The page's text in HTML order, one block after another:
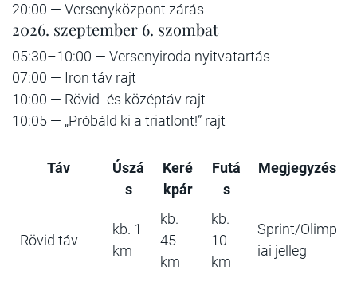
20:00 — Versenyközpont zárás
2026. szeptember 6. szombat
05:30–10:00 — Versenyiroda nyitvatartás
07:00 — Iron táv rajt
10:00 — Rövid- és középtáv rajt
10:05 — „Próbáld ki a triatlont!” rajt
Táv
Úszá
s
Keré
kpár
Futá
s
Megjegyzés
Rövid táv
kb. 1
km
kb.
45
km
kb.
10
km
Sprint/Olimp
iai jelleg